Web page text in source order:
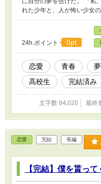
れた少年と、人が怖い少女の
24h.ポイント 0pt
恋愛 青春 夢
高校生
完結済み
文字数 84,020 最終
恋愛 完結 長編
【完結】僕を貰っ